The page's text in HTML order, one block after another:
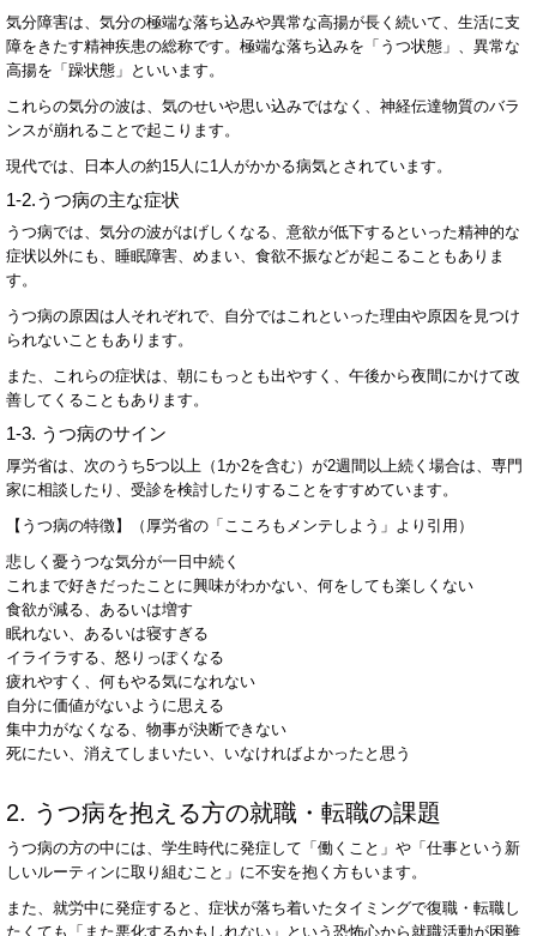
気分障害は、気分の極端な落ち込みや異常な高揚が長く続いて、生活に支
障をきたす精神疾患の総称です。極端な落ち込みを「うつ状態」、異常な
高揚を「躁状態」といいます。
これらの気分の波は、気のせいや思い込みではなく、神経伝達物質のバラ
ンスが崩れることで起こります。
現代では、日本人の約15人に1人がかかる病気とされています。
1-2.うつ病の主な症状
うつ病では、気分の波がはげしくなる、意欲が低下するといった精神的な
症状以外にも、睡眠障害、めまい、食欲不振などが起こることもありま
す。
うつ病の原因は人それぞれで、自分ではこれといった理由や原因を見つけ
られないこともあります。
また、これらの症状は、朝にもっとも出やすく、午後から夜間にかけて改
善してくることもあります。
1-3. うつ病のサイン
厚労省は、次のうち5つ以上（ 1か2を含む）が2週間以上続く場合は、専門
家に相談したり、受診を検討したりすることをすすめています。
【うつ病の特徴】（厚労省の「こころもメンテしよう」より引用）
悲しく憂うつな気分が一日中続く
これまで好きだったことに興味がわかない、何をしても楽しくない
食欲が減る、あるいは増す
眠れない、あるいは寝すぎる
イライラする、怒りっぽくなる
疲れやすく、何もやる気になれない
自分に価値がないように思える
集中力がなくなる、物事が決断できない
死にたい、消えてしまいたい、いなければよかったと思う
2. うつ病を抱える方の就職・転職の課題
うつ病の方の中には、学生時代に発症して「働くこと」や「仕事という新
しいルーティンに取り組むこと」に不安を抱く方もいます。
また、就労中に発症すると、症状が落ち着いたタイミングで復職・転職し
たくても「また悪化するかもしれない」という恐怖心から就職活動が困難